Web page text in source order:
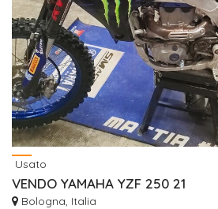
Usato
VENDO YAMAHA YZF 250 21
Bologna, Italia